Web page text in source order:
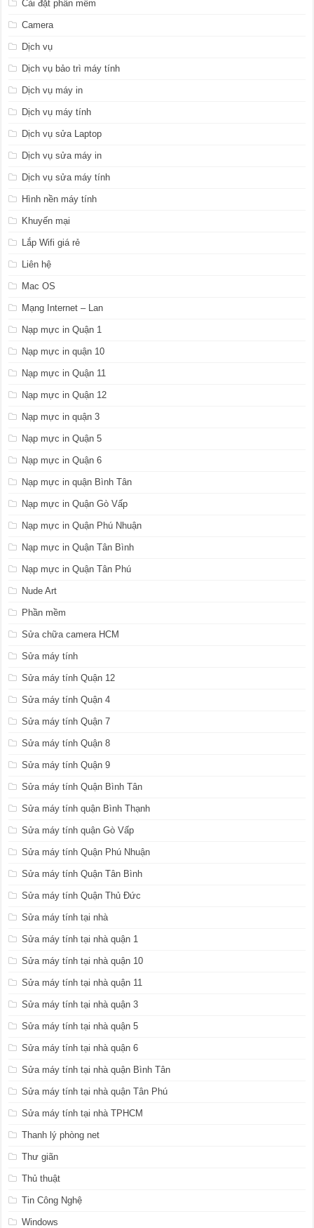
Cài đặt phần mềm
Camera
Dịch vụ
Dịch vụ bảo trì máy tính
Dịch vụ máy in
Dịch vụ máy tính
Dịch vụ sửa Laptop
Dịch vụ sửa máy in
Dịch vụ sửa máy tính
Hình nền máy tính
Khuyến mại
Lắp Wifi giá rẻ
Liên hệ
Mac OS
Mạng Internet – Lan
Nạp mực in Quận 1
Nạp mực in quận 10
Nạp mực in Quận 11
Nạp mực in Quận 12
Nạp mực in quận 3
Nạp mực in Quận 5
Nạp mực in Quận 6
Nạp mực in quận Bình Tân
Nạp mực in Quận Gò Vấp
Nạp mực in Quận Phú Nhuận
Nạp mực in Quận Tân Bình
Nạp mực in Quận Tân Phú
Nude Art
Phần mềm
Sửa chữa camera HCM
Sửa máy tính
Sửa máy tính Quận 12
Sửa máy tính Quận 4
Sửa máy tính Quận 7
Sửa máy tính Quận 8
Sửa máy tính Quận 9
Sửa máy tính Quận Bình Tân
Sửa máy tính quận Bình Thạnh
Sửa máy tính quận Gò Vấp
Sửa máy tính Quận Phú Nhuận
Sửa máy tính Quận Tân Bình
Sửa máy tính Quận Thủ Đức
Sửa máy tính tại nhà
Sửa máy tính tại nhà quận 1
Sửa máy tính tại nhà quận 10
Sửa máy tính tại nhà quận 11
Sửa máy tính tại nhà quận 3
Sửa máy tính tại nhà quận 5
Sửa máy tính tại nhà quận 6
Sửa máy tính tại nhà quận Bình Tân
Sửa máy tính tại nhà quận Tân Phú
Sửa máy tính tại nhà TPHCM
Thanh lý phòng net
Thư giãn
Thủ thuật
Tin Công Nghệ
Windows